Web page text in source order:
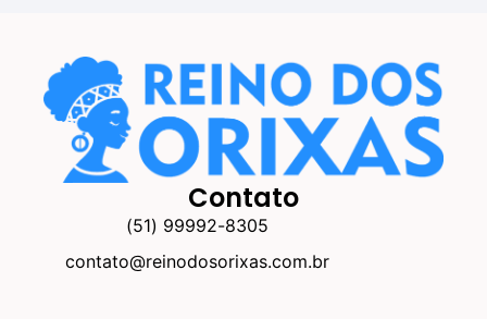
Contato
(51) 99992-8305
contato@reinodosorixas.com.br